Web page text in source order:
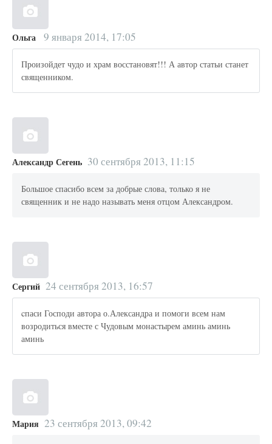
Ольга 9 января 2014, 17:05
Произойдет чудо и храм восстановят!!! А автор статьи станет
священником.
Александр Сегень 30 сентября 2013, 11:15
Большое спасибо всем за добрые слова, только я не
священник и не надо называть меня отцом Александром.
Сергий 24 сентября 2013, 16:57
cпаси Господи автора о.Александра и помоги всем нам
возродиться вместе с Чудовым монастырем аминь аминь
аминь
Мария 23 сентября 2013, 09:42